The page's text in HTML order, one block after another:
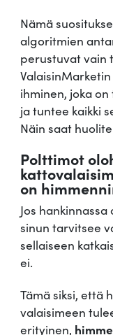
Nämä
algoritmien
perustuvat vain
ihminen, joka
ja tuntee kaikki
Näin saat
Polttimot
on
Jos
sinun tarvitsee
sellaiseen
ei.
Tämä siksi, että
valaisimeen
erityinen,